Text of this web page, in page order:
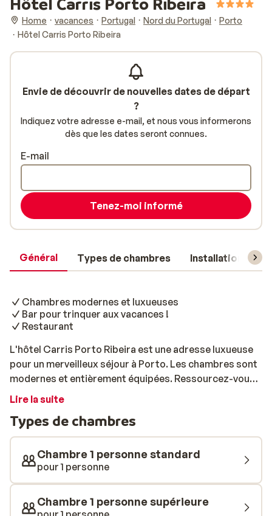
Home vacances Portugal Nord du Portugal
Porto
Hôtel Carris Porto Ribeira
Général Types de chambres Installations
Chambres modernes et luxueuses
Bar pour trinquer aux vacances !
Restaurant
L'hôtel Carris Porto Ribeira est une adresse luxueuse
pour un merveilleux séjour à Porto. Les chambres sont
modernes et entièrement équipées. Ressourcez-vous
après une longue journée de visites! Trinquez à vos
restaurant, où vous dégusterez un succulent repas.
Envie d'une cuisine authentique? Direction le centre de
Porto, où vous aurez le choix parmi de nombreux
restaurants!
Lire la suite
Types de chambres
Chambre 1 personne standard
pour 1 personne
Chambre 1 personne supérieure
Envie de découvrir de nouvelles dates de départ
?
Indiquez votre adresse e-mail, et nous vous informerons
dès que les dates seront connues.
E-mail
Tenez-moi informé